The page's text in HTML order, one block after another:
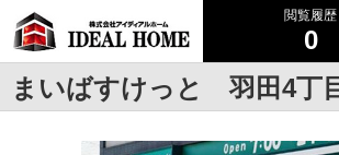
閲覧履歴
0
まいばすけっと 羽田4丁